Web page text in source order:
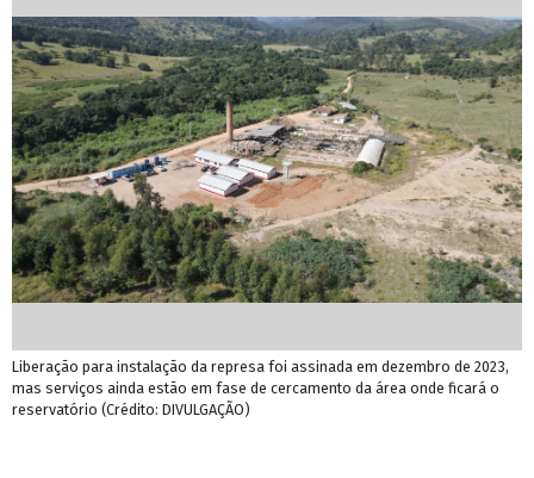
Liberação para instalação da represa foi assinada em dezembro de 2023,
mas serviços ainda estão em fase de cercamento da área onde ficará o
reservatório (Crédito: DIVULGAÇÃO)